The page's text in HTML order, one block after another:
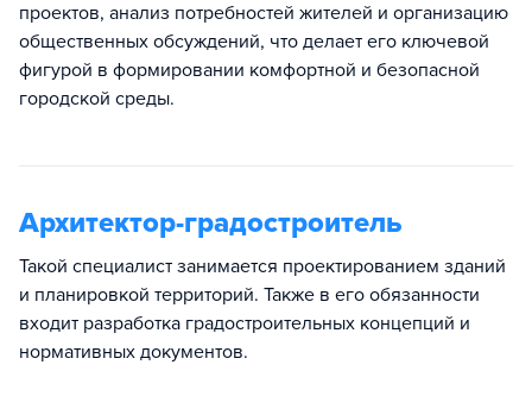
проектов, анализ потребностей жителей и организацию
общественных обсуждений, что делает его ключевой
фигурой в формировании комфортной и безопасной
городской среды.
Архитектор-градостроитель
Такой специалист занимается проектированием зданий
и планировкой территорий. Также в его обязанности
входит разработка градостроительных концепций и
нормативных документов.